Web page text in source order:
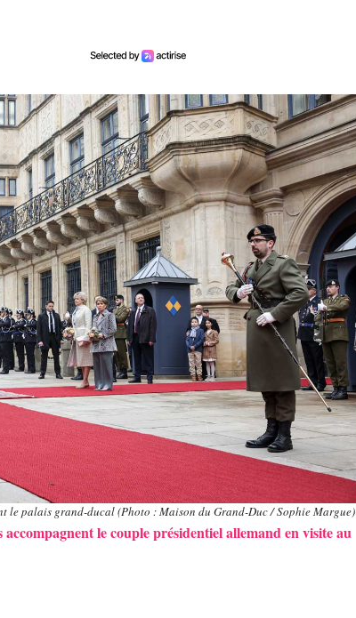
le palais grand-ducal (Photo : Maison du Grand-Duc / Sophie Margue)
le couple présidentiel allemand en visite au